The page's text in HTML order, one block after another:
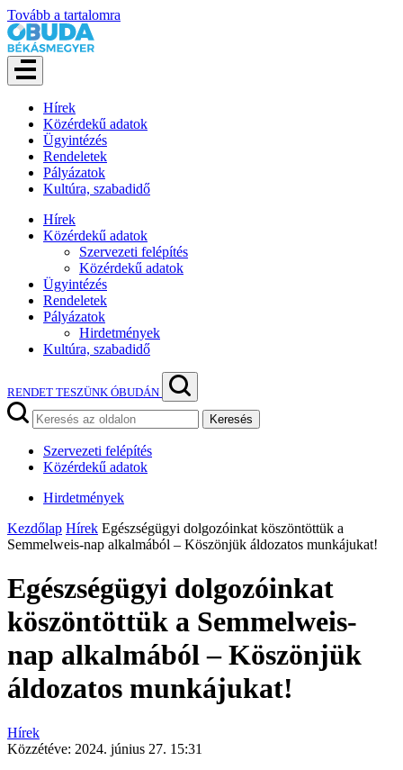
Tovább a tartalomra
Hírek
Közérdekű adatok
Ügyintézés
Rendeletek
Pályázatok
Kultúra, szabadidő
Hírek
Közérdekű adatok
Szervezeti felépítés
Közérdekű adatok
Ügyintézés
Rendeletek
Pályázatok
Hirdetmények
Kultúra, szabadidő
RENDET TESZÜNK ÓBUDÁN
Keresés
Szervezeti felépítés
Közérdekű adatok
Hirdetmények
Kezdőlap Hírek Egészségügyi dolgozóinkat köszöntöttük a
Semmelweis-nap alkalmából – Köszönjük áldozatos munkájukat!
Egészségügyi dolgozóinkat
köszöntöttük a Semmelweis-
nap alkalmából – Köszönjük
áldozatos munkájukat!
Hírek
Közzétéve: 2024. június 27. 15:31